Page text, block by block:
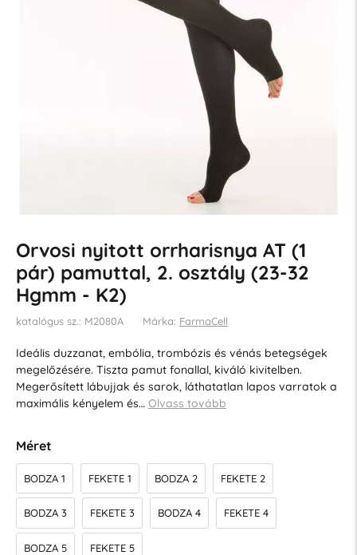
Orvosi nyitott orrharisnya AT (1
pár) pamuttal, 2. osztály (23-32
Hgmm - K2)
katalógus sz.: M2080A Márka: FarmaCell
Ideális duzzanat, embólia, trombózis és vénás betegségek
megelőzésére. Tiszta pamut fonallal, kiváló kivitelben.
Megerősített lábujjak és sarok, láthatatlan lapos varratok a
maximális kényelem és… Olvass tovább
Méret
BODZA 1 FEKETE 1 BODZA 2 FEKETE 2
BODZA 3 FEKETE 3 BODZA 4 FEKETE 4
BODZA 5 FEKETE 5